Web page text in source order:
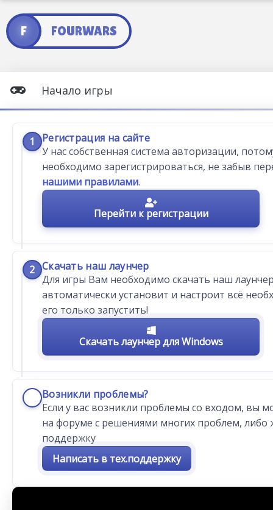
F FOURWARS
Начало игры
1
Регистрация на сайте
У нас собственная система авторизации,
необходимо зарегистрироваться, не забыв
нашими правилами.
Перейти к регистрации
2 Скачать наш лаунчер
Для игры Вам необходимо скачать наш
автоматически установит и настроит всё
его только запустить!
Скачать лаунчер для Windows
Возникли проблемы?
Если у вас возникли проблемы со входом, вы
на форуме с решениями многих проблем, либо
поддержку
Написать в тех.поддержку